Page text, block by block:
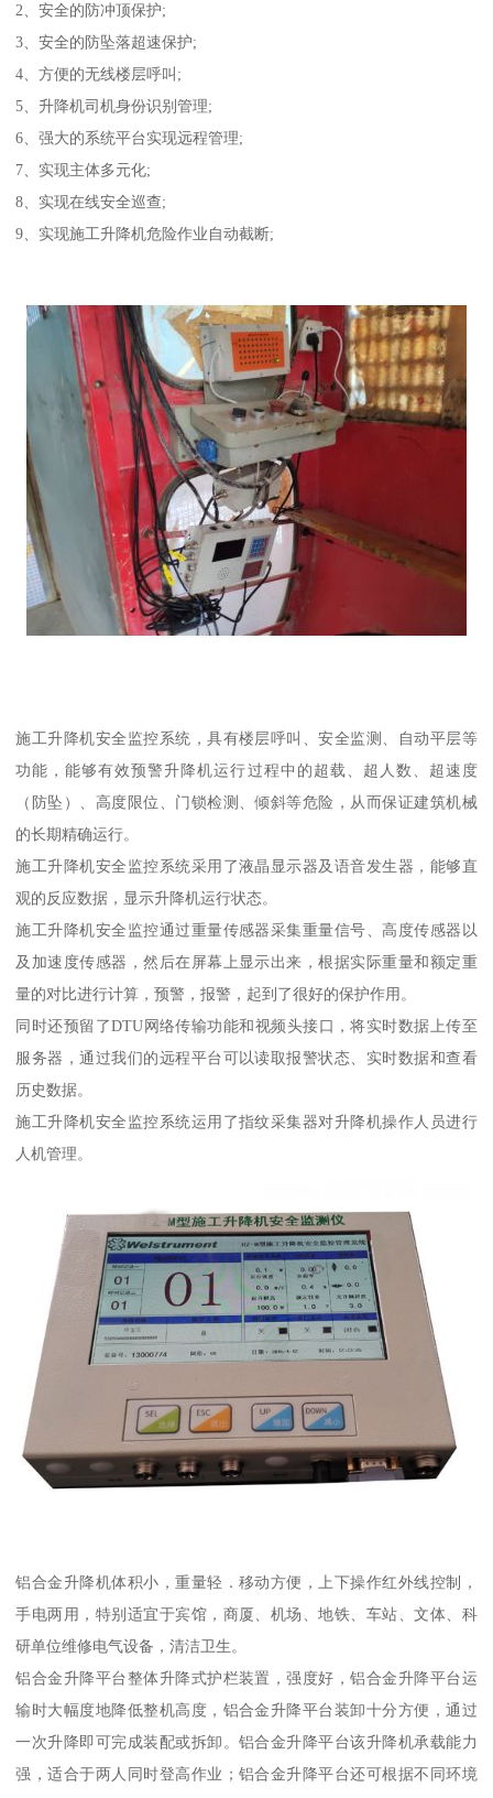
2、安全的防冲顶保护;
3、安全的防坠落超速保护;
4、方便的无线楼层呼叫;
5、升降机司机身份识别管理;
6、强大的系统平台实现远程管理;
7、实现主体多元化;
8、实现在线安全巡查;
9、实现施工升降机危险作业自动截断;
施工升降机安全监控系统，具有楼层呼叫、安全监测、自动平层等
功能，能够有效预警升降机运行过程中的超载、超人数、超速度
（防坠）、高度限位、门锁检测、倾斜等危险，从而保证建筑机械
的长期精确运行。
施工升降机安全监控系统采用了液晶显示器及语音发生器，能够直
观的反应数据，显示升降机运行状态。
施工升降机安全监控通过重量传感器采集重量信号、高度传感器以
及加速度传感器，然后在屏幕上显示出来，根据实际重量和额定重
量的对比进行计算，预警，报警，起到了很好的保护作用。
同时还预留了DTU网络传输功能和视频头接口，将实时数据上传至
服务器，通过我们的远程平台可以读取报警状态、实时数据和查看
历史数据。
施工升降机安全监控系统运用了指纹采集器对升降机操作人员进行
人机管理。
铝合金升降机体积小，重量轻．移动方便，上下操作红外线控制，
手电两用，特别适宜于宾馆，商厦、机场、地铁、车站、文体、科
研单位维修电气设备，清洁卫生。
铝合金升降平台整体升降式护栏装置，强度好，铝合金升降平台运
输时大幅度地降低整机高度，铝合金升降平台装卸十分方便，通过
一次升降即可完成装配或拆卸。铝合金升降平台该升降机承载能力
强，适合于两人同时登高作业；铝合金升降平台还可根据不同环境